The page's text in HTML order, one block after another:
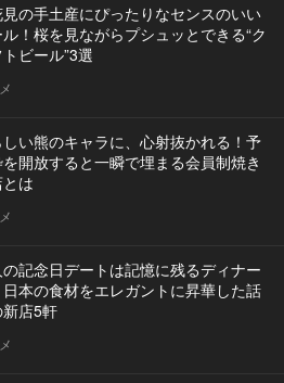
見の手土産にぴったりなセンスのいい
ル！桜を見ながらプシュッとできる“ク
ビール”3選
い熊のキャラに、心射抜かれる！予
開放すると一瞬で埋まる会員制焼き
は
の記念日デートは記憶に残るディナー
本の食材をエレガントに昇華した話
新店5軒